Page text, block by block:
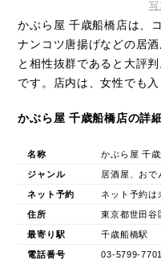
写
かぶら屋 千歳船橋店は、
ナンコツ唐揚げなどの居
と相性抜群であると大評
です。店内は、女性でも
かぶら屋 千歳船橋店の詳
名称 かぶら屋 千
ジャンル 居酒屋、おで
ネット予約 ネット予約は
住所 東京都世田
最寄り駅 千歳船橋駅
電話番号 03-5799-7701